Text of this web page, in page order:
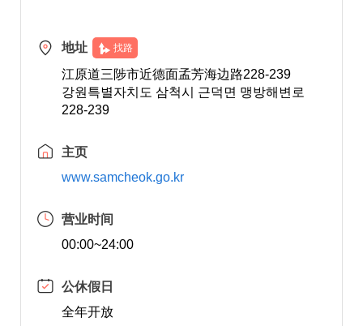
地址 找路
江原道三陟市近德面孟芳海边路228-239
강원특별자치도 삼척시 근덕면 맹방해변로
228-239
主页
www.samcheok.go.kr
营业时间
00:00~24:00
公休假日
全年开放